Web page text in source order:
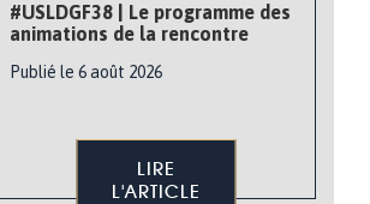
#USLDGF38 | Le programme des
animations de la rencontre
Publié le 6 août 2026
LIRE
L'ARTICLE